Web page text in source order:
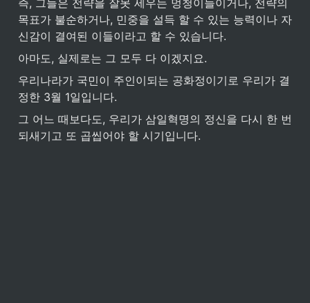
즉, 그들은 전략을 잘못 세우는 멍청이들이거나, 전략의
목표가 불순하거나, 민중을 설득 할 수 있는 능력이나 자
신감이 결여된 이들이라고 할 수 있습니다.
아마도, 실제로는 그 모두 다 이겠지요.
우리나라가 국민이 주인이되는 공화정이기로 우리가 결
정한 3월 1일입니다.
그 어느 때보다도, 우리가 삼일혁명의 정신을 다시 한 번
되새기고 또 곱씹어야 할 시기입니다.